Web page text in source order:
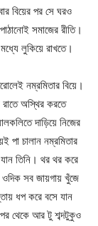
বিয়ের পর সে ঘরও
সমাজের রীতি।
লুকিয়ে রাখতে।
নম্রমিতার বিয়ে।
রাতে অস্থির করতে
দাড়িয়ে নিজের
পা চালান নম্রমিতার
তিনি। থর থর করে
সব জায়গায় খুঁজে
ধপ করে বসে যান
থেকে আর টু শব্দটুকুও